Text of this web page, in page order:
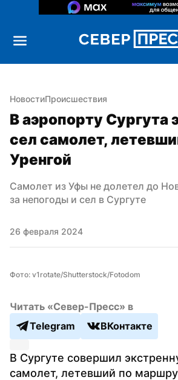
НовостиПроисшествия
В аэропорту Сургута
сел самолет,
Уренгой
Самолет из Уфы не долетел до
за непогоды и сел в Сургуте
26 февраля 2024
Фото: v1rotate/Shutterstock/Fotodom
Читать «Север-Пресс» в
Telegram
ВКонтакте
В Сургуте совершил
самолет, летевший по